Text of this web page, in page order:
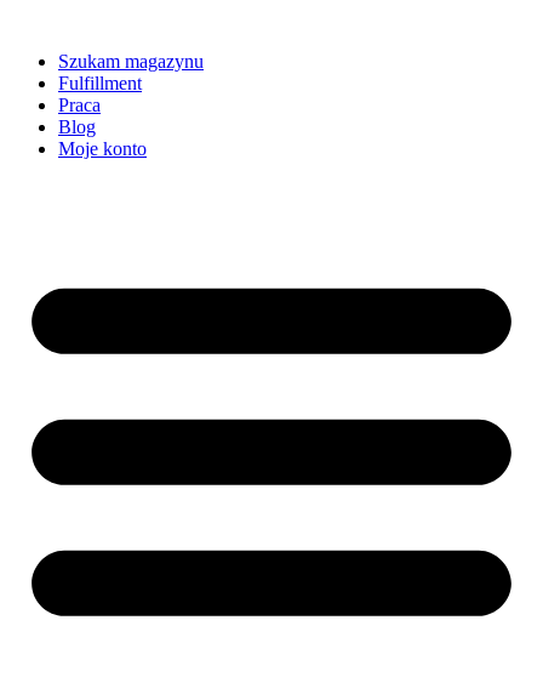
Szukam magazynu
Fulfillment
Praca
Blog
Moje konto